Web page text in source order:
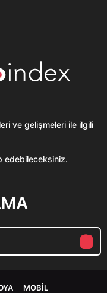
ve gelişmeleri ile ilgili
edebileceksiniz.
MOBIL